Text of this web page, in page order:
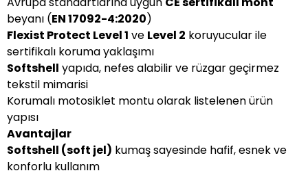
beyanı (EN 17092-4:2020)
Flexist Protect Level 1 ve Level 2 koruyucular ile
sertifikalı koruma yaklaşımı
Softshell yapıda, nefes alabilir ve rüzgar geçirmez
tekstil mimarisi
Korumalı motosiklet montu olarak listelenen ürün
yapısı
Avantajlar
Softshell (soft jel) kumaş sayesinde hafif, esnek ve
konforlu kullanım